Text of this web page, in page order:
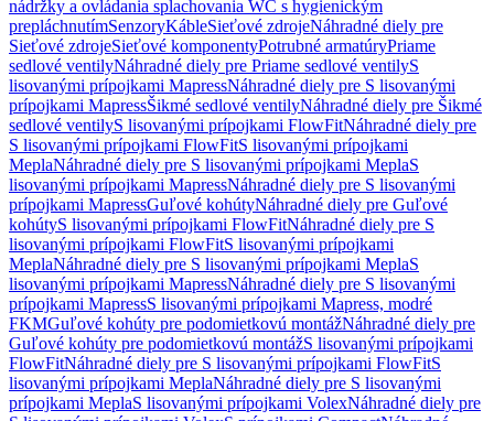
nádržky a ovládania splachovania WC s hygienickým
prepláchnutímSenzoryKábleSieťové zdrojeNáhradné diely pre
Sieťové zdrojeSieťové komponentyPotrubné armatúryPriame
sedlové ventilyNáhradné diely pre Priame sedlové ventilyS
lisovanými prípojkami MapressNáhradné diely pre S lisovanými
prípojkami MapressŠikmé sedlové ventilyNáhradné diely pre Šikmé
sedlové ventilyS lisovanými prípojkami FlowFitNáhradné diely pre
S lisovanými prípojkami FlowFitS lisovanými prípojkami
MeplaNáhradné diely pre S lisovanými prípojkami MeplaS
lisovanými prípojkami MapressNáhradné diely pre S lisovanými
prípojkami MapressGuľové kohútyNáhradné diely pre Guľové
kohútyS lisovanými prípojkami FlowFitNáhradné diely pre S
lisovanými prípojkami FlowFitS lisovanými prípojkami
MeplaNáhradné diely pre S lisovanými prípojkami MeplaS
lisovanými prípojkami MapressNáhradné diely pre S lisovanými
prípojkami MapressS lisovanými prípojkami Mapress, modré
FKMGuľové kohúty pre podomietkovú montážNáhradné diely pre
Guľové kohúty pre podomietkovú montážS lisovanými prípojkami
FlowFitNáhradné diely pre S lisovanými prípojkami FlowFitS
lisovanými prípojkami MeplaNáhradné diely pre S lisovanými
prípojkami MeplaS lisovanými prípojkami VolexNáhradné diely pre